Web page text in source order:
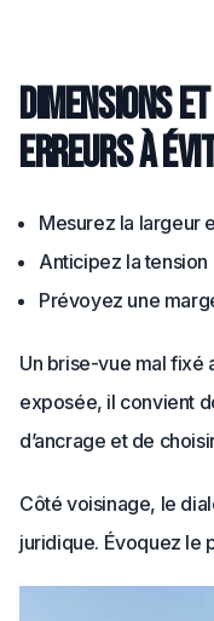
Dimensions
erreurs à
Mesurez la largeur
Anticipez la tension
Prévoyez une
Un brise-vue mal fixé
exposée, il convient
d’ancrage et de
Côté voisinage, le
juridique. Évoquez le